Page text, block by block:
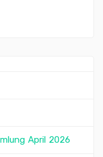
April 2026